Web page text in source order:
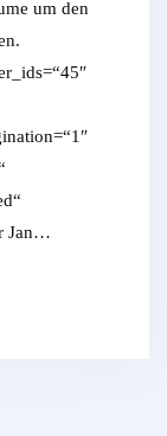
um den
Jan…